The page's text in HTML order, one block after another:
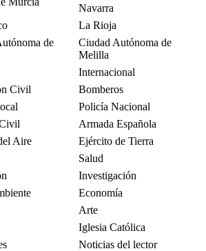
Navarra
La Rioja
de
Ciudad Autónoma de
Melilla
Internacional
Civil
Bomberos
Policía Nacional
Armada Española
Aire
Ejército de Tierra
Salud
Investigación
Economía
Arte
Iglesia Católica
Noticias del lector